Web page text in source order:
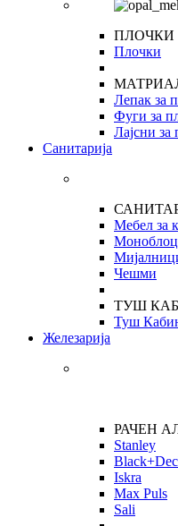
ПЛОЧКИ
Плочки
Лепак за
Фуги за
Лајсни за
Санитарија
Мебел за
Чешми
ТУШ
Туш
Железарија
РАЧЕН
Stanley
Iskra
Max Puls
Sali